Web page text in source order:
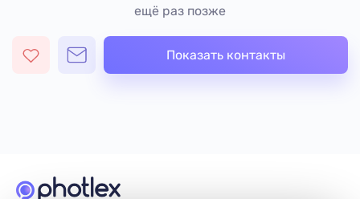
ещё раз позже
Показать контакты